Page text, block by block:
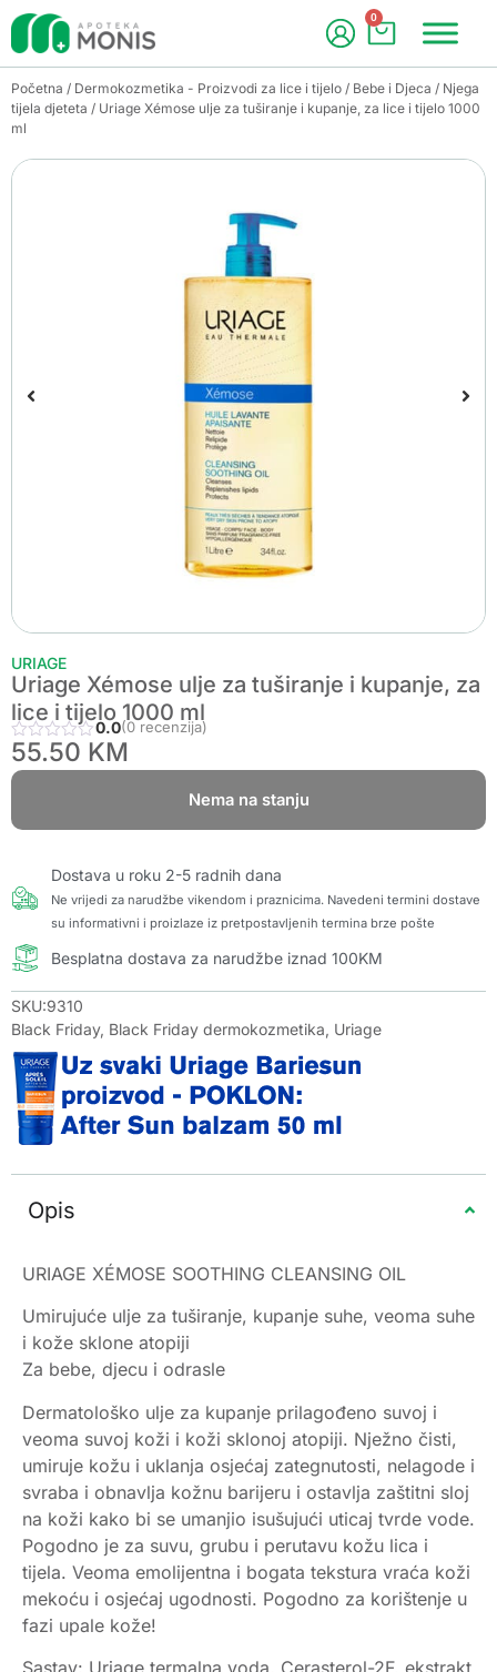
0
Početna / Dermokozmetika - Proizvodi za lice i tijelo / Bebe i Djeca / Njega
tijela djeteta / Uriage Xémose ulje za tuširanje i kupanje, za lice i tijelo 1000
ml
URIAGE
Uriage Xémose ulje za tuširanje i kupanje, za
lice i tijelo 1000 ml
0.0(0 recenzija)
55.50 KM
Nema na stanju
Dostava u roku 2-5 radnih dana
Ne vrijedi za narudžbe vikendom i praznicima. Navedeni termini dostave
su informativni i proizlaze iz pretpostavljenih termina brze pošte
Besplatna dostava za narudžbe iznad 100KM
SKU:9310
Black Friday, Black Friday dermokozmetika, Uriage
Opis
URIAGE XÉMOSE SOOTHING CLEANSING OIL
Umirujuće ulje za tuširanje, kupanje suhe, veoma suhe
i kože sklone atopiji
Za bebe, djecu i odrasle
Dermatološko ulje za kupanje prilagođeno suvoj i
veoma suvoj koži i koži sklonoj atopiji. Nježno čisti,
umiruje kožu i uklanja osjećaj zategnutosti, nelagode i
svraba i obnavlja kožnu barijeru i ostavlja zaštitni sloj
na koži kako bi se umanjio isušujući uticaj tvrde vode.
Pogodno je za suvu, grubu i perutavu kožu lica i
tijela. Veoma emolijentna i bogata tekstura vraća koži
mekoću i osjećaj ugodnosti. Pogodno za korištenje u
fazi upale kože!
Sastav: Uriage termalna voda, Cerasterol-2F, ekstrakt